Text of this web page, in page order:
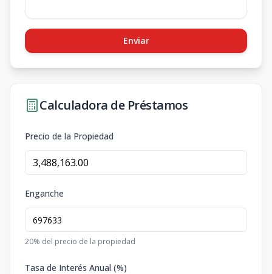
Enviar
Calculadora de Préstamos
Precio de la Propiedad
Enganche
20% del precio de la propiedad
Tasa de Interés Anual (%)